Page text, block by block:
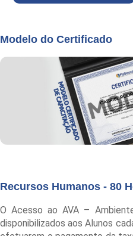
Modelo do Certificado
Recursos Humanos - 80
O Acesso ao AVA –
disponibilizados aos Alunos